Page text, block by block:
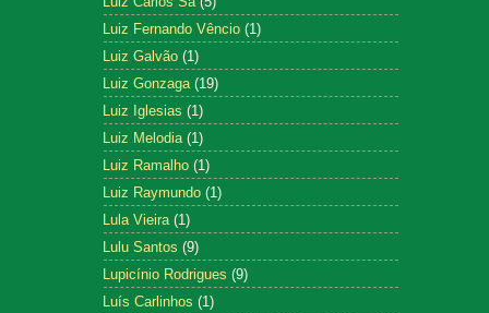
Luiz Fernando Vêncio (1)
Luiz Galvão (1)
Luiz Gonzaga (19)
Luiz Iglesias (1)
Luiz Melodia (1)
Luiz Ramalho (1)
Luiz Raymundo (1)
Lula Vieira (1)
Lulu Santos (9)
Lupicínio Rodrigues (9)
Luís Carlinhos (1)